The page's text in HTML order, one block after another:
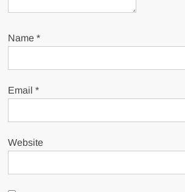
Name*
Email*
Website